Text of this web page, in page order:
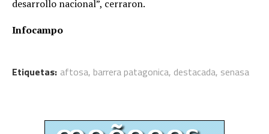
desarrollo nacional”, cerraron.
Infocampo
Etiquetas: aftosa, barrera patagonica, destacada, senasa